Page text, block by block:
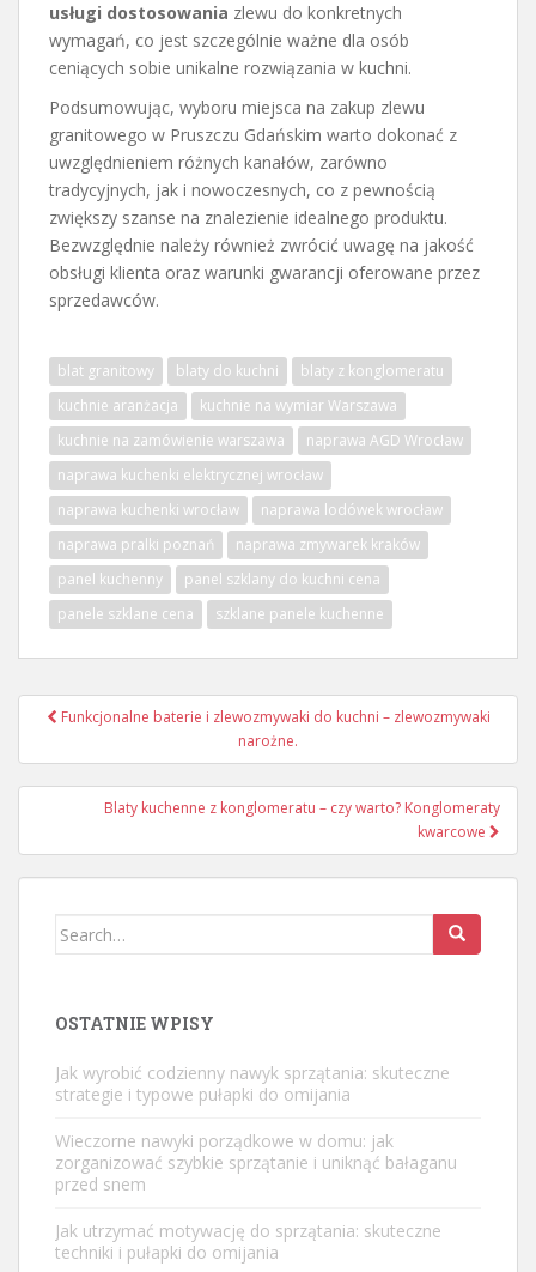
usługi dostosowania zlewu do konkretnych
wymagań, co jest szczególnie ważne dla osób
ceniących sobie unikalne rozwiązania w kuchni.
Podsumowując, wyboru miejsca na zakup zlewu
granitowego w Pruszczu Gdańskim warto dokonać z
uwzględnieniem różnych kanałów, zarówno
tradycyjnych, jak i nowoczesnych, co z pewnością
zwiększy szanse na znalezienie idealnego produktu.
Bezwzględnie należy również zwrócić uwagę na jakość
obsługi klienta oraz warunki gwarancji oferowane przez
sprzedawców.
blat granitowy blaty do kuchni
blaty z konglomeratu
kuchnie aranżacja
kuchnie na wymiar Warszawa
kuchnie na zamówienie warszawa
naprawa AGD Wrocław
naprawa kuchenki elektrycznej wrocław
naprawa kuchenki wrocław
naprawa lodówek wrocław
naprawa pralki poznań
naprawa zmywarek kraków
panel kuchenny
panel szklany do kuchni cena
panele szklane cena
szklane panele kuchenne
Nawigacja
Funkcjonalne baterie i zlewozmywaki do kuchni – zlewozmywaki
narożne.
Blaty kuchenne z konglomeratu – czy warto? Konglomeraty
kwarcowe
Search
OSTATNIE WPISY
Jak wyrobić codzienny nawyk sprzątania: skuteczne
strategie i typowe pułapki do omijania
Wieczorne nawyki porządkowe w domu: jak
zorganizować szybkie sprzątanie i uniknąć bałaganu
przed snem
Jak utrzymać motywację do sprzątania: skuteczne
techniki i pułapki do omijania